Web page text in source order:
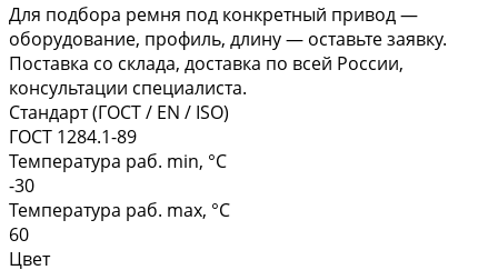
Для подбора ремня под конкретный привод —
оборудование, профиль, длину — оставьте заявку.
Поставка со склада, доставка по всей России,
консультации специалиста.
Стандарт (ГОСТ / EN / ISO)
ГОСТ 1284.1-89
Температура раб. min, °C
-30
Температура раб. max, °C
60
Цвет